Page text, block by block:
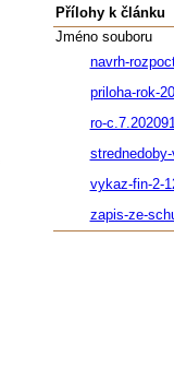
Přílohy k článku
Jméno souboru
navrh-
priloha-rok-
ro-
vykaz-fin-2-
zapis-ze-